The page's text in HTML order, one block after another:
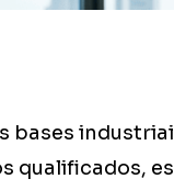
bases
qualificados,